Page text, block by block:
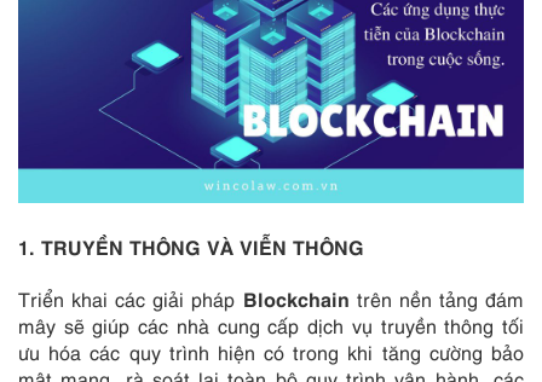
1. TRUYỀN THÔNG VÀ VIỄN THÔNG
Triển khai các giải pháp Blockchain trên nền tảng đám
mây sẽ giúp các nhà cung cấp dịch vụ truyền thông tối
ưu hóa các quy trình hiện có trong khi tăng cường bảo